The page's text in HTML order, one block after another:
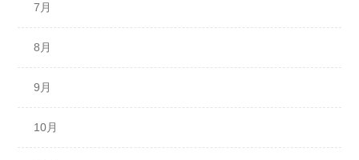
11月
12月
11月
12月
12月
7月
8月
9月
10月